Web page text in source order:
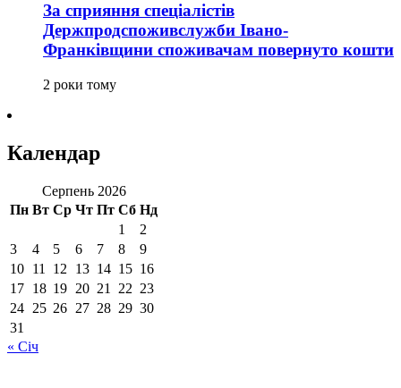
За сприяння спеціалістів
Держпродспоживслужби Івано-
Франківщини споживачам повернуто кошти
2 роки тому
Календар
Серпень 2026
Пн Вт Ср Чт Пт Сб Нд
1
2
3
4 5 6 7 8
9
10 11 12 13 14 15 16
17 18 19 20 21 22 23
24 25 26 27 28 29 30
31
« Січ